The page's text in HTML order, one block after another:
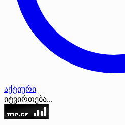
აქტიური
იტვირთება...